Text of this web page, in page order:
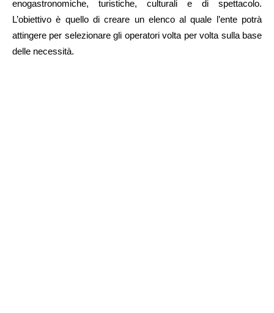
enogastronomiche, turistiche, culturali e di spettacolo.
L’obiettivo è quello di creare un elenco al quale l’ente potrà
attingere per selezionare gli operatori volta per volta sulla base
delle necessità.